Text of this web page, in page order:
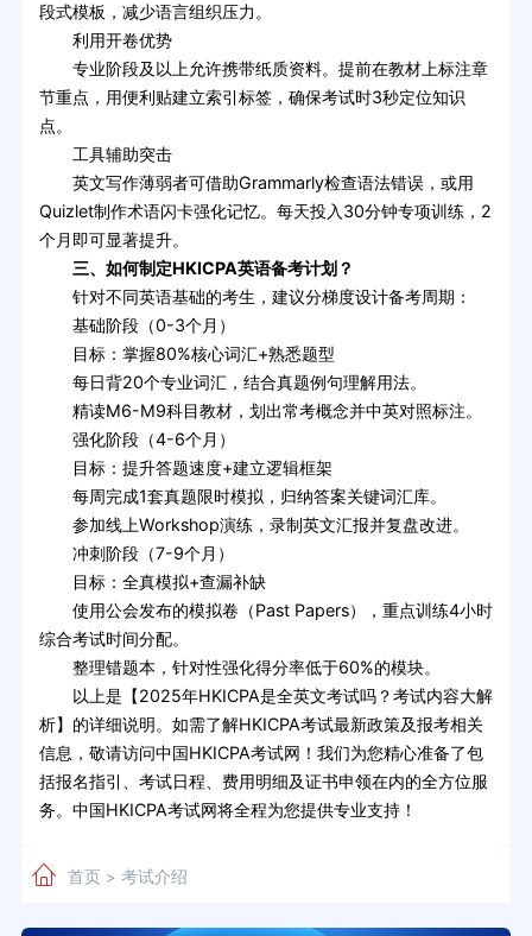
段式模板，减少语言组织压力。
利用开卷优势
专业阶段及以上允许携带纸质资料。提前在教材上标注章
节重点，用便利贴建立索引标签，确保考试时3秒定位知识
点。
工具辅助突击
英文写作薄弱者可借助Grammarly检查语法错误，或用
Quizlet制作术语闪卡强化记忆。每天投入30分钟专项训练，2
个月即可显著提升。
三、如何制定HKICPA英语备考计划？
针对不同英语基础的考生，建议分梯度设计备考周期：
基础阶段（0-3个月）
目标：掌握80%核心词汇+熟悉题型
每日背20个专业词汇，结合真题例句理解用法。
精读M6-M9科目教材，划出常考概念并中英对照标注。
强化阶段（4-6个月）
目标：提升答题速度+建立逻辑框架
每周完成1套真题限时模拟，归纳答案关键词汇库。
参加线上Workshop演练，录制英文汇报并复盘改进。
冲刺阶段（7-9个月）
目标：全真模拟+查漏补缺
使用公会发布的模拟卷（Past Papers），重点训练4小时
综合考试时间分配。
整理错题本，针对性强化得分率低于60%的模块。
以上是【2025年HKICPA是全英文考试吗？考试内容大解
析】的详细说明。如需了解HKICPA考试最新政策及报考相关
信息，敬请访问中国HKICPA考试网！我们为您精心准备了包
括报名指引、考试日程、费用明细及证书申领在内的全方位服
务。中国HKICPA考试网将全程为您提供专业支持！
首页> 考试介绍